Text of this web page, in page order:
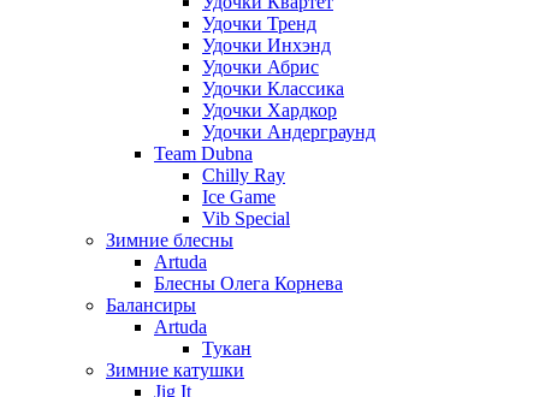
Удочки Тренд
Удочки Инхэнд
Удочки Абрис
Удочки Классика
Удочки Хардкор
Удочки Андерграунд
Team Dubna
Chilly Ray
Ice Game
Vib Special
Зимние блесны
Artuda
Блесны Олега Корнева
Балансиры
Artuda
Тукан
Зимние катушки
Jig It